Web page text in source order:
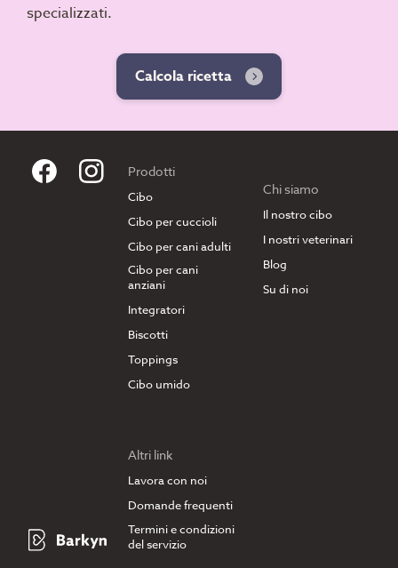
specializzati.
Calcola ricetta
Prodotti
Cibo
Cibo per cuccioli
Cibo per cani adulti
Cibo per cani
anziani
Integratori
Biscotti
Toppings
Cibo umido
Chi siamo
Il nostro cibo
I nostri veterinari
Blog
Su di noi
Altri link
Lavora con noi
Domande frequenti
Termini e condizioni
del servizio